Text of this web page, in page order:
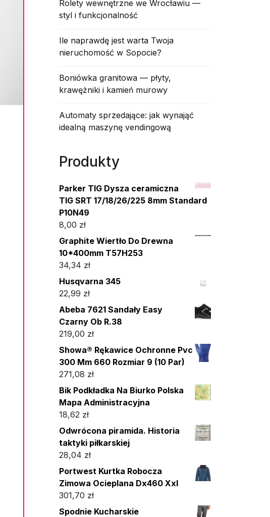
Rolety wewnętrzne we Wrocławiu —
styl i funkcjonalność
Ile naprawdę jest warta Twoja
nieruchomość w Sopocie?
Boniówka granitowa — płyty,
krawężniki i kamień murowy
Automaty sprzedające: jak wynająć
idealną maszynę vendingową
Produkty
Parker TIG Dysza ceramiczna
TIG SRT 17/18/26/225 8mm Standard
P10N49
8,00 zł
Graphite Wiertło Do Drewna
10*400mm T57H253
34,34 zł
Husqvarna 345
22,99 zł
Abeba 7621 Sandały Easy
Czarny Ob R.38
219,00 zł
Showa® Rękawice Ochronne Pvc
300 Mm 660 Rozmiar 9 (10 Par)
271,08 zł
Bik Podkładka Na Biurko Polska
Mapa Administracyjna
18,62 zł
Odwrócona piramida. Historia
taktyki piłkarskiej
28,04 zł
Portwest Kurtka Robocza
Zimowa Ocieplana Dx460 Xxl
301,70 zł
Spodnie Kucharskie